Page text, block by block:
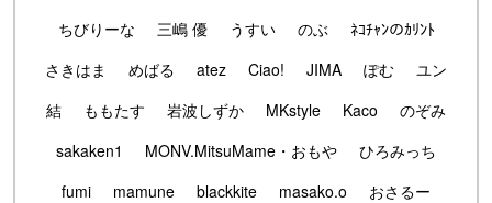
ちびりーな
三嶋 優 うすい のぶ
ﾈｺﾁｬﾝのｶﾘﾝﾄ
さきはま
めばる atez Ciao! JIMA ぽむ
ユン
結
ももたす 岩波しずか MKstyle Kaco
のぞみ
sakaken1
MONV.MitsuMame・おもや
ひろみっち
fumi
mamune blackkite masako.o
おさるー